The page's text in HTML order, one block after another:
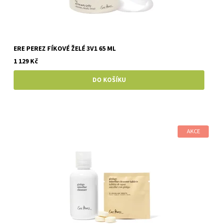
ERE PEREZ FÍKOVÉ ŽELÉ 3V1 65 ML
1 129 Kč
AKCE